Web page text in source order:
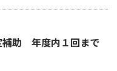
補助 年度内１回まで